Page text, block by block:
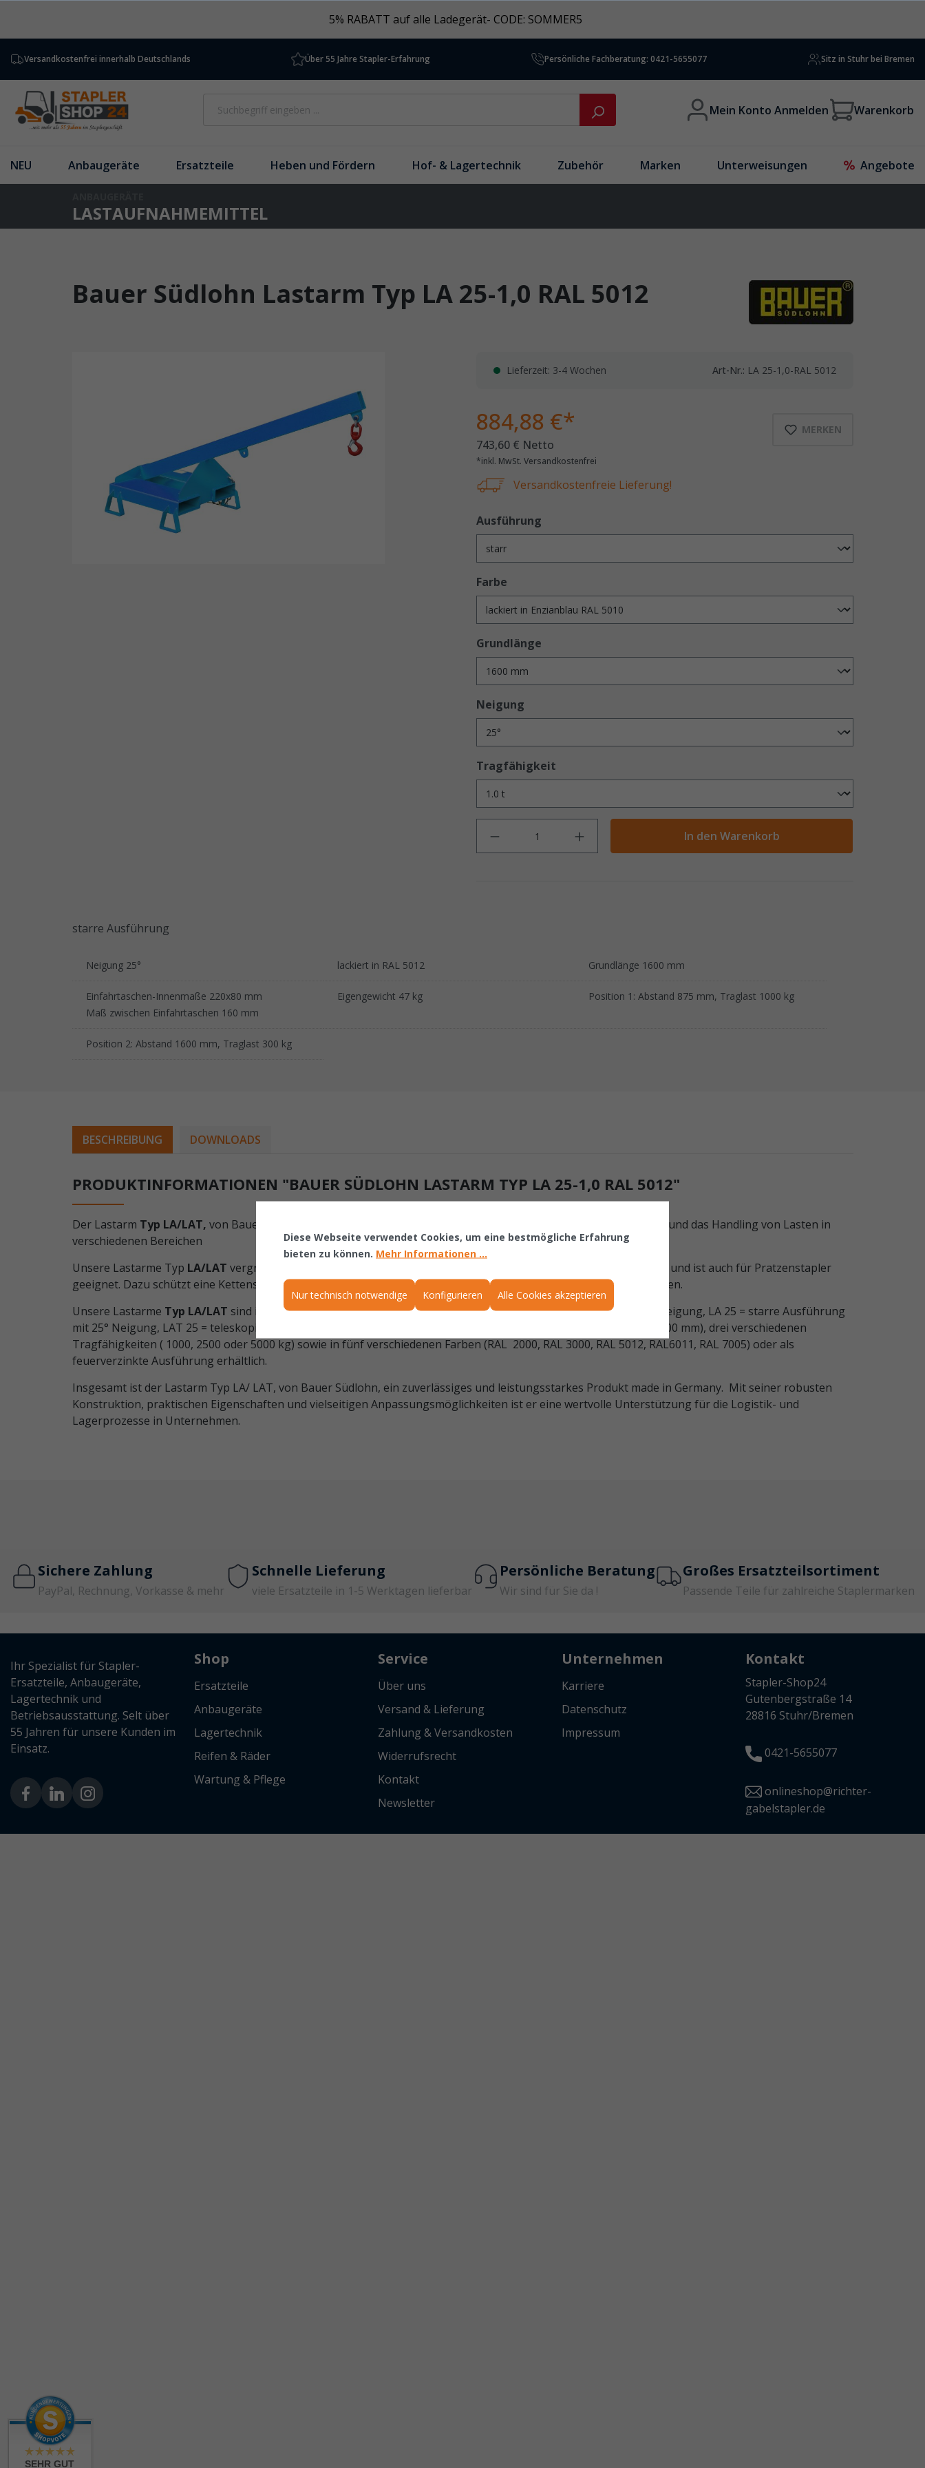
5% RABATT auf alle Ladegerät- CODE: SOMMER5
Versandkostenfrei innerhalb Deutschlands Über 55 Jahre Stapler-Erfahrung Persönliche Fachberatung: 0421-5655077 Sitz in Stuhr bei Bremen
Mein Konto Anmelden Warenkorb
NEU Anbaugeräte Ersatzteile Heben und Fördern Hof- & Lagertechnik Zubehör Marken Unterweisungen Angebote
LASTAUFNAHMEMITTEL
Bauer Südlohn Lastarm Typ LA 25-1,0 RAL 5012
Lieferzeit: 3-4 Wochen Art-Nr.: LA 25-1,0-RAL 5012
MERKEN
884,88 €*
743,60 € Netto
*inkl. MwSt. Versandkostenfrei
Versandkostenfreie Lieferung!
Ausführung
Farbe
Grundlänge
Neigung
Tragfähigkeit
In den Warenkorb
starre Ausführung
Neigung 25° lackiert in RAL 5012 Grundlänge 1600 mm
Einfahrtaschen-Innenmaße 220x80 mm
Maß zwischen Einfahrtaschen 160 mm
Eigengewicht 47 kg Position 1: Abstand 875 mm, Traglast 1000 kg
Position 2: Abstand 1600 mm, Traglast 300 kg
BESCHREIBUNG DOWNLOADS
PRODUKTINFORMATIONEN "BAUER SÜDLOHN LASTARM TYP LA 25-1,0 RAL 5012"
Der Lastarm Typ LA/LAT, von Bauer Südlohn, ist ein vielseitiges und robustes Produkt für den sicheren Transport und das Handling von Lasten in
verschiedenen Bereichen
Unsere Lastarme Typ LA/LAT vergrößern die Reichweite des Gabelstaplers. Er besteht aus einer Stahlkonstruktion und ist auch für Pratzenstapler
geeignet. Dazu schützt eine Kettensicherung gegen unabsichtiges Abrutschen und ein Wirbellasthaken ist vorhanden.
Unsere Lastarme Typ LA/LAT sind in drei verschiedenen Ausführungen (LA1600/2400 = starre Ausführung ohne Neigung, LA 25 = starre Ausführung
mit 25° Neigung, LAT 25 = teleskopierbar mit 25° Neigung), zwei unterschiedlichen Grundlängen (1600 mm oder 2400 mm), drei verschiedenen
Tragfähigkeiten ( 1000, 2500 oder 5000 kg) sowie in fünf verschiedenen Farben (RAL 2000, RAL 3000, RAL 5012, RAL6011, RAL 7005) oder als
feuerverzinkte Ausführung erhältlich.
Insgesamt ist der Lastarm Typ LA/ LAT, von Bauer Südlohn, ein zuverlässiges und leistungsstarkes Produkt made in Germany. Mit seiner robusten
Konstruktion, praktischen Eigenschaften und vielseitigen Anpassungsmöglichkeiten ist er eine wertvolle Unterstützung für die Logistik- und
Lagerprozesse in Unternehmen.
Sichere Zahlung
PayPal, Rechnung, Vorkasse & mehr
Schnelle Lieferung
viele Ersatzteile in 1-5 Werktagen lieferbar
Persönliche Beratung
Wir sind für Sie da !
Großes Ersatzteilsortiment
Passende Teile für zahlreiche Staplermarken
Ihr Spezialist für Stapler-
Ersatzteile, Anbaugeräte,
Lagertechnik und
Betriebsausstattung. Selt über
55 Jahren für unsere Kunden im
Einsatz.
Shop
Ersatzteile
Anbaugeräte
Lagertechnik
Reifen & Räder
Wartung & Pflege
Service
Über uns
Versand & Lieferung
Zahlung & Versandkosten
Widerrufsrecht
Kontakt
Newsletter
Unternehmen
Karriere
Datenschutz
Impressum
Kontakt
Stapler-Shop24
Gutenbergstraße 14
28816 Stuhr/Bremen
0421-5655077
onlineshop@richter-
gabelstapler.de
Diese Webseite verwendet Cookies, um eine bestmögliche Erfahrung
bieten zu können. Mehr Informationen ...
Nur technisch notwendige Konfigurieren Alle Cookies akzeptieren
SEHR GUT